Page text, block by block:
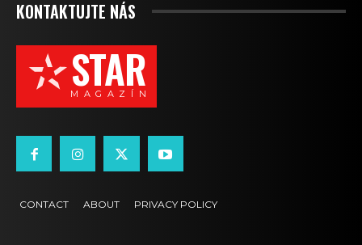
KONTAKTUJTE NÁS
STAR
M A G A Z Í N
CONTACT ABOUT PRIVACY POLICY